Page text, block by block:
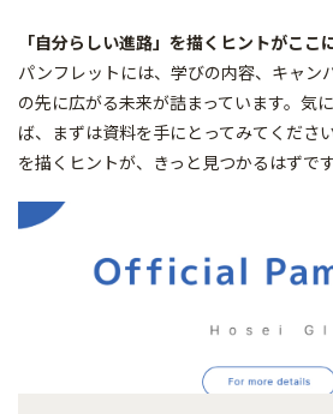
「自分らしい進路」を描くヒントがここに
パンフレットには、学びの内容、キャン
の先に広がる未来が詰まっています。気
ば、まずは資料を手にとってみてくださ
を描くヒントが、きっと見つかるはずです